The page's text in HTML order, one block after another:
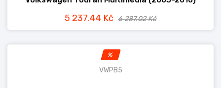
5 237.44 Kč 6 287.02 Kč
%
VWPB5